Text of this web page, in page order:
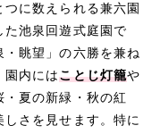
に数えられる兼六園
た池泉回遊式庭園で
眺望」の六勝を兼ね
園内にはことじ灯籠や
夏の新緑・秋の紅
さを見せます。特に